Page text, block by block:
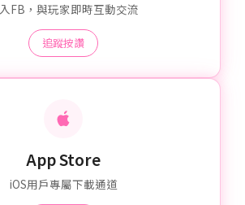
FB，與玩家即時互動交流
追蹤按讚
App Store
iOS用戶專屬下載通道